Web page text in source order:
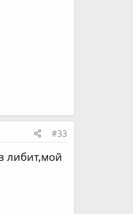
#33
либит,мой